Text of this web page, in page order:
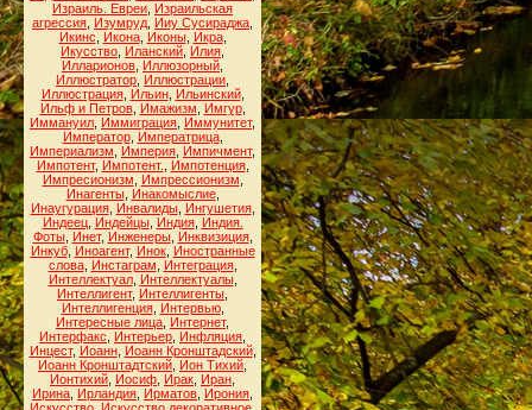
Израиль. Евреи Израильская
агрессия Изумруд Ииу Сусираджа
Икинс
Икона, Иконы, Икра,
Икусство Иланский Илия
Илларионов Иллюзорный
Иллюстратор Иллюстрации
Иллюстрация, Ильин, Ильинский,
Ильф и Петров, Имажизм Имгур,
Иммануил Иммиграция Иммунитет,
Император, Императрица,
Империализм
Империя Импичмент,
Импотент, Импотент. Импотенция,
Импресионизм
Импрессионизм
Инагенты, Инакомыслие,
Инаугурация, Инвалиды, Ингушетия,
Индеец, Индейцы, Индия, Индия.
Фоты, Инет, Инженеры, Инквизиция,
Инкуб, Иноагент, Инок, Иностранные
слова, Инстаграм Интеграция,
Интеллектуал, Интеллектуалы,
Интеллигент, Интеллигенты
Интеллигенция, Интервью,
Интересные лица Интернет,
Интерфакс
Интерьер Инфляция
Инцест, Иоанн, Иоанн Кронштадский,
Иоанн Кронштадтский Ион Тихий
Ионтихий Иосиф Ирак Иран
Ирина Ирландия Ирматов Ирония